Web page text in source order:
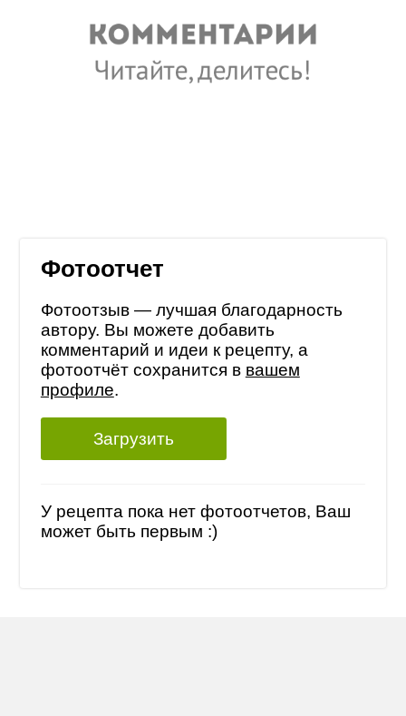
Фотоотчет
Фотоотзыв — лучшая благодарность
автору. Вы можете добавить
комментарий и идеи к рецепту, а
фотоотчёт сохранится в вашем
профиле.
Загрузить
У рецепта пока нет фотоотчетов, Ваш
может быть первым :)